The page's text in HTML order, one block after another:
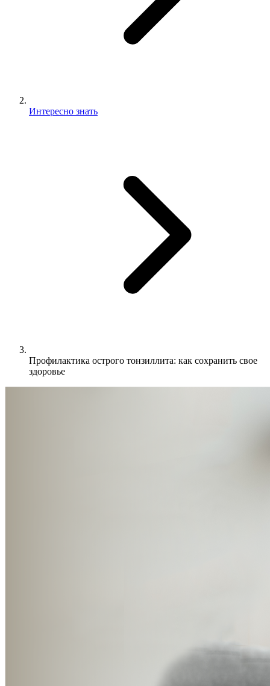
Интересно знать
Профилактика острого тонзиллита: как сохранить свое
здоровье